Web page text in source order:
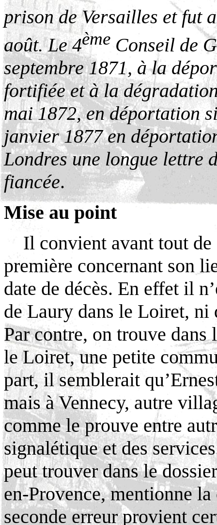
prison de Versailles et fut
août. Le 4ème Conseil de
septembre 1871, à la
fortifiée et à la
mai 1872, en déportation
janvier 1877 en
Londres une longue lettre
fiancée.
Mise au point
Il convient avant tout
première concernant son
date de décès. En effet il
de Laury dans le Loiret, ni
Par contre, on trouve dans
le Loiret, une petite
part, il semblerait
mais à Vennecy, autre
comme le prouve entre
signalétique et des
peut trouver dans le
en-Provence, mentionne
seconde erreur provient